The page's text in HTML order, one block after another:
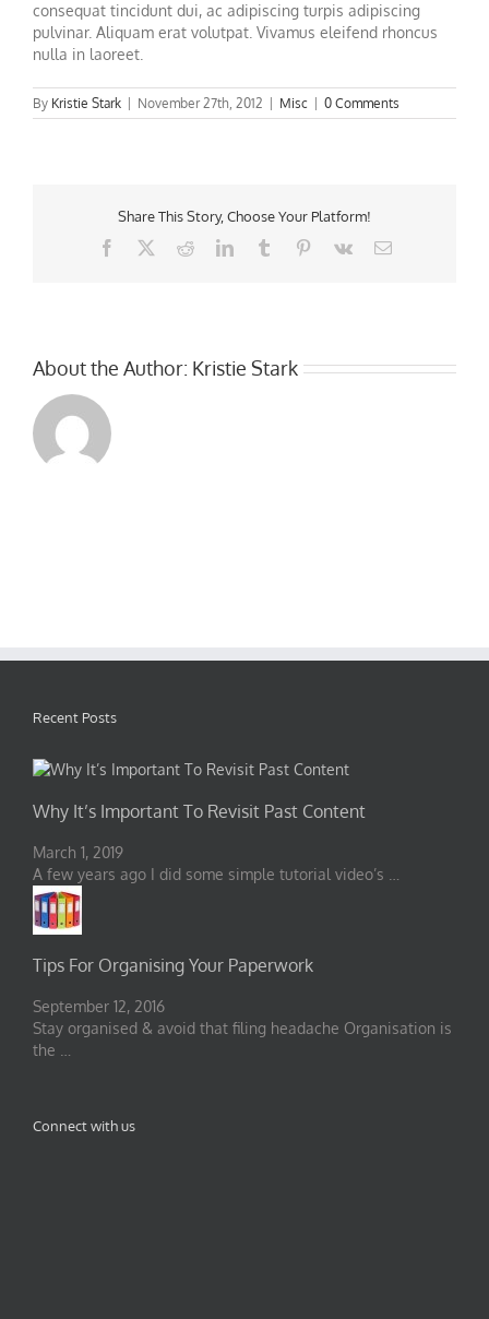
consequat tincidunt dui, ac adipiscing turpis adipiscing
pulvinar. Aliquam erat volutpat. Vivamus eleifend rhoncus
nulla in laoreet.
By Kristie Stark November 27th, 2012 Misc 0 Comments
Share This Story, Choose Your Platform!
Facebook
RedditLinkedInTumblr Pinterest
Vk Email
About the Author: Kristie Stark
Recent Posts
Why It’s Important To Revisit Past Content
March 1, 2019
A few years ago I did some simple tutorial video’s …
Tips For Organising Your Paperwork
September 12, 2016
Stay organised & avoid that filing headache Organisation is
the …
Connect with us